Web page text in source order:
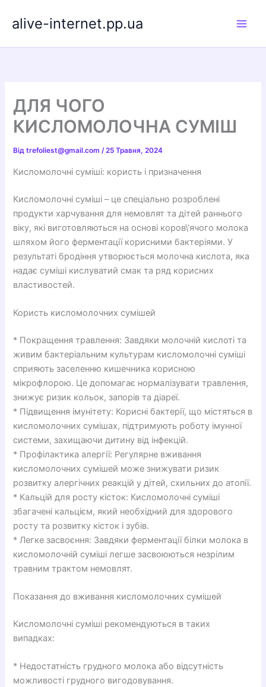
alive-internet.pp.ua
ДЛЯ ЧОГО
КИСЛОМОЛОЧНА СУМІШ
Відtrefoliest@gmail.com/25 Травня, 2024
Кисломолочні суміші: користь і призначення
Кисломолочні суміші – це спеціально розроблені
продукти харчування для немовлят та дітей раннього
віку, які виготовляються на основі коров\’ячого молока
шляхом його ферментації корисними бактеріями. У
результаті бродіння утворюється молочна кислота, яка
надає суміші кислуватий смак та ряд корисних
властивостей.
Користь кисломолочних сумішей
* Покращення травлення: Завдяки молочній кислоті та
живим бактеріальним культурам кисломолочні суміші
сприяють заселенню кишечника корисною
мікрофлорою. Це допомагає нормалізувати травлення,
знижує ризик кольок, запорів та діареї.
* Підвищення імунітету: Корисні бактерії, що містяться в
кисломолочних сумішах, підтримують роботу імунної
системи, захищаючи дитину від інфекцій.
* Профілактика алергії: Регулярне вживання
кисломолочних сумішей може знижувати ризик
розвитку алергічних реакцій у дітей, схильних до атопії.
* Кальцій для росту кісток: Кисломолочні суміші
збагачені кальцієм, який необхідний для здорового
росту та розвитку кісток і зубів.
* Легке засвоєння: Завдяки ферментації білки молока в
кисломолочній суміші легше засвоюються незрілим
травним трактом немовлят.
Показання до вживання кисломолочних сумішей
Кисломолочні суміші рекомендуються в таких
випадках:
* Недостатність грудного молока або відсутність
можливості грудного вигодовування.